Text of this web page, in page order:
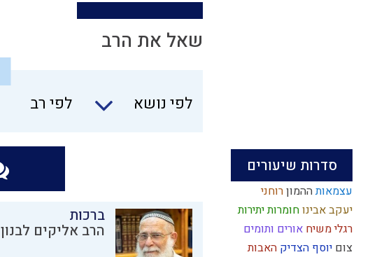
סדרות שיעורים
עצמאותההמוןרוחני
יעקב אבינוחומרות יתירות
רגלי משיח אורים ותומים
צום יוסף הצדיק האבות
שאל את הרב
לפי נושא
לפי רב
ברכות
הרב אליקים לבנון